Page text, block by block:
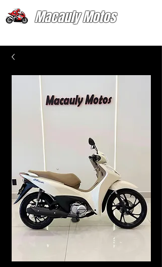
Macauly Motos